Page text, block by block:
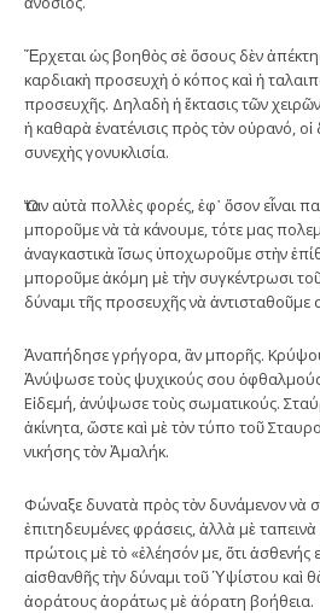
Ἔρχεται ὡς βοηθὸς σὲ ὅσους δὲν
καρδιακὴ προσευχὴ ὁ κόπος καὶ ἡ
προσευχῆς. Δηλαδὴ ἡ ἔκτασις τῶν
ἡ καθαρὰ ἐνατένισις πρὸς τὸν οὐρανό,
συνεχὴς γονυκλισία.
Ὅταν αὐτὰ πολλὲς φορές, ἐφ᾿ ὅσον εἶναι
μποροῦμε νὰ τὰ κάνουμε, τότε μας
ἀναγκαστικὰ ἴσως ὑποχωροῦμε στὴν
μποροῦμε ἀκόμη μὲ τὴν συγκέντρωσι
δύναμι τῆς προσευχῆς νὰ ἀντισταθοῦμε
Ἀναπήδησε γρήγορα, ἂν μπορῆς. Κρύψου
Ἀνύψωσε τοὺς ψυχικούς σου
Εἰδεμή, ἀνύψωσε τοὺς σωματικούς.
ἀκίνητα, ὥστε καὶ μὲ τὸν τύπο τοῦ
νικήσης τὸν Ἀμαλήκ.
Φώναξε δυνατὰ πρὸς τὸν δυνάμενον νὰ
ἐπιτηδευμένες φράσεις, ἀλλὰ μὲ ταπεινὰ
πρώτοις μὲ τὸ «ἐλέησόν με, ὅτι ἀσθενής
αἰσθανθῆς τὴν δύναμι τοῦ Ὑψίστου καὶ
ἀοράτους ἀοράτως μὲ ἀόρατη βοήθεια.